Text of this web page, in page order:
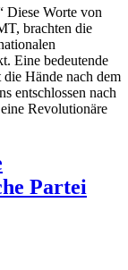
Diese Worte von
brachten die
Eine bedeutende
Hände nach dem
entschlossen nach
Revolutionäre
Partei